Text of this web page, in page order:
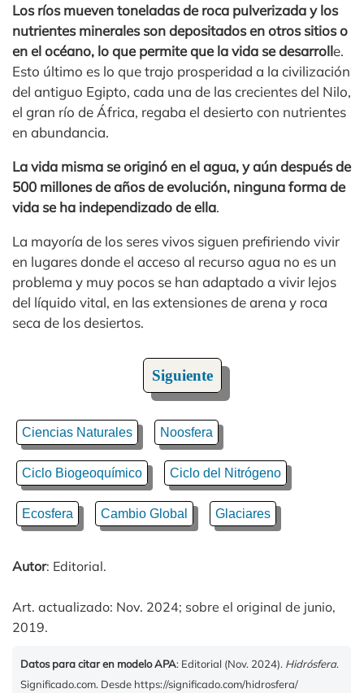
Los ríos mueven toneladas de roca pulverizada y los
nutrientes minerales son depositados en otros sitios o
en el océano, lo que permite que la vida se desarrolle.
Esto último es lo que trajo prosperidad a la civilización
del antiguo Egipto, cada una de las crecientes del Nilo,
el gran río de África, regaba el desierto con nutrientes
en abundancia.
La vida misma se originó en el agua, y aún después de
500 millones de años de evolución, ninguna forma de
vida se ha independizado de ella.
La mayoría de los seres vivos siguen prefiriendo vivir
en lugares donde el acceso al recurso agua no es un
problema y muy pocos se han adaptado a vivir lejos
del líquido vital, en las extensiones de arena y roca
seca de los desiertos.
Siguiente
Ciencias Naturales Noosfera
Ciclo Biogeoquímico Ciclo del Nitrógeno
Ecosfera Cambio Global Glaciares
Autor: Editorial.
Art. actualizado: Nov. 2024; sobre el original de junio,
2019.
Datos para citar en modelo APA: Editorial (Nov. 2024). Hidrósfera.
Significado.com. Desde https://significado.com/hidrosfera/